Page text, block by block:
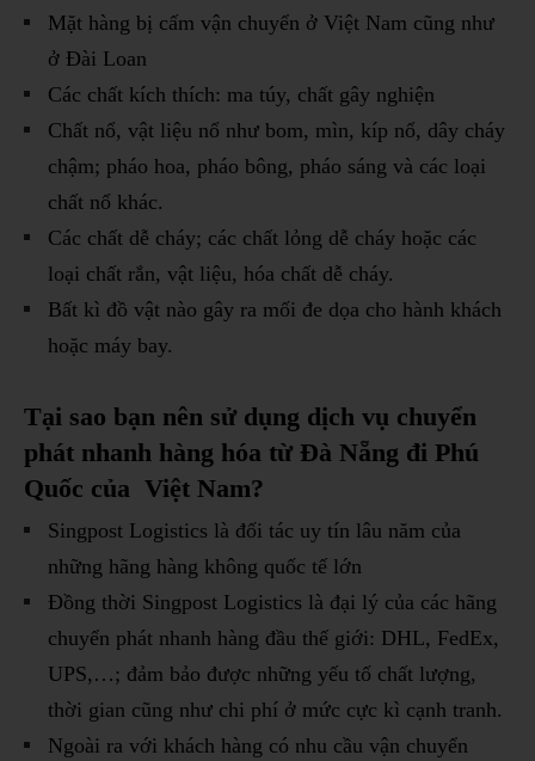
Mặt hàng bị cấm vận chuyển ở Việt Nam cũng như
ở Đài Loan
Các chất kích thích: ma túy, chất gây nghiện
Chất nổ, vật liệu nổ như bom, mìn, kíp nổ, dây cháy
chậm; pháo hoa, pháo bông, pháo sáng và các loại
chất nổ khác.
Các chất dễ cháy; các chất lỏng dễ cháy hoặc các
loại chất rắn, vật liệu, hóa chất dễ cháy.
Bất kì đồ vật nào gây ra mối đe dọa cho hành khách
hoặc máy bay.
Tại sao bạn nên sử dụng dịch vụ chuyển
phát nhanh hàng hóa từ Đà Nẵng đi Phú
Quốc của Việt Nam?
Singpost Logistics là đối tác uy tín lâu năm của
những hãng hàng không quốc tế lớn
Đồng thời Singpost Logistics là đại lý của các hãng
chuyển phát nhanh hàng đầu thế giới: DHL, FedEx,
UPS,…; đảm bảo được những yếu tố chất lượng,
thời gian cũng như chi phí ở mức cực kì cạnh tranh.
Ngoài ra với khách hàng có nhu cầu vận chuyển